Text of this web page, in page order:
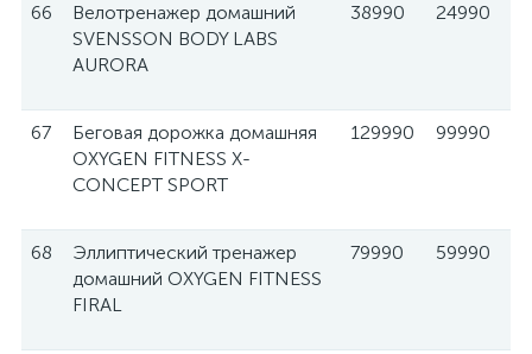
66
Велотренажер домашний
SVENSSON BODY LABS
AURORA
38990 24990
67
Беговая дорожка домашняя
OXYGEN FITNESS X-
CONCEPT SPORT
129990 99990
68
Эллиптический тренажер
домашний OXYGEN FITNESS
FIRAL
79990 59990